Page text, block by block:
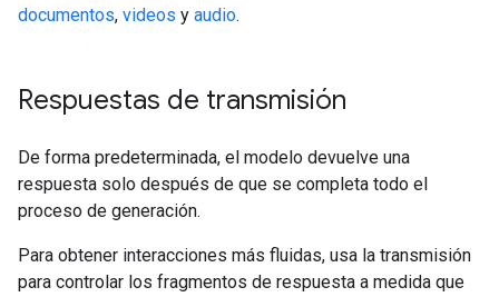
documentos, videos y audio.
Respuestas de transmisión
De forma predeterminada, el modelo devuelve una
respuesta solo después de que se completa todo el
proceso de generación.
Para obtener interacciones más fluidas, usa la transmisión
para controlar los fragmentos de respuesta a medida que